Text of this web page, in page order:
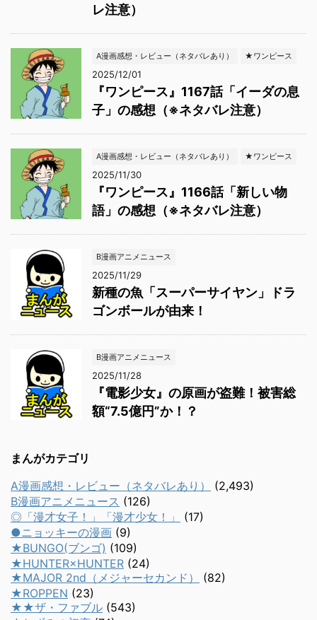
レ注意）
A漫画感想・レビュー（ネタバレあり） ★ワンピース
2025/12/01
『ワンピース』1167話「イーダの息
子」の感想（※ネタバレ注意）
A漫画感想・レビュー（ネタバレあり） ★ワンピース
2025/11/30
『ワンピース』1166話「新しい物
語」の感想（※ネタバレ注意）
B漫画アニメニュース
2025/11/29
新種の魚「スーパーサイヤン」ドラ
ゴンボールが由来！
B漫画アニメニュース
2025/11/28
『電影少女』の原画が盗難！被害総
額“7.5億円”か！？
まんがカテゴリ
A漫画感想・レビュー（ネタバレあり）
(2,493)
B漫画アニメニュース (126)
◎「漫才女子！」「漫才少女！」
(17)
●ニョッキーの漫画 (9)
★BUNGO(ブンゴ) (109)
★HUNTER×HUNTER (24)
★MAJOR 2nd（メジャーセカンド）
(82)
★ROPPEN (23)
★★ザ・ファブル (543)